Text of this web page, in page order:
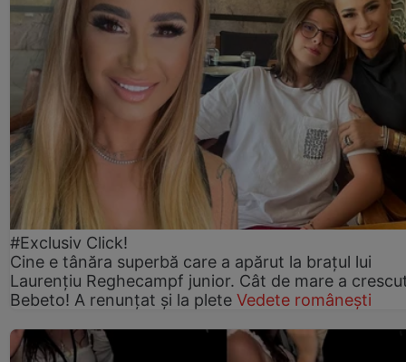
#Exclusiv Click!
Cine e tânăra superbă care a apărut la brațul lui
Laurențiu Reghecampf junior. Cât de mare a
Bebeto! A renunțat și la plete Vedete românești